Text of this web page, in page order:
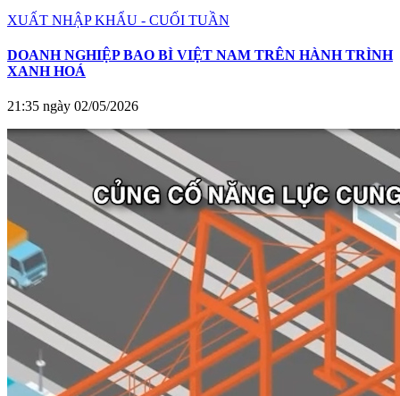
XUẤT NHẬP KHẨU - CUỐI TUẦN
DOANH NGHIỆP BAO BÌ VIỆT NAM TRÊN HÀNH TRÌNH
XANH HOÁ
21:35 ngày 02/05/2026